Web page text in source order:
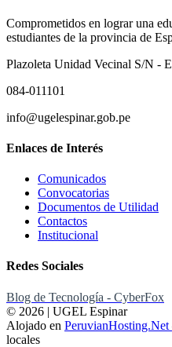
Comprometidos en lograr una
estudiantes de la provincia de
Plazoleta Unidad Vecinal S/N -
084-011101
info@ugelespinar.gob.pe
Enlaces de Interés
Comunicados
Convocatorias
Documentos de Utilidad
Contactos
Institucional
Redes Sociales
Blog de Tecnología - CyberFox
© 2026 | UGEL Espinar
Alojado en PeruvianHosting.Net
locales